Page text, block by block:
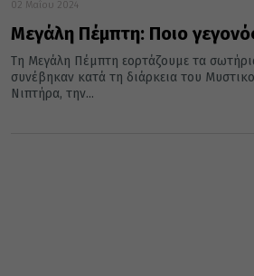
02 Μαΐου 2024
Μεγάλη Πέμπτη: Ποιο
Τη Μεγάλη Πέμπτη εορτάζουμε τα
συνέβηκαν κατά τη διάρκεια του
Νιπτήρα, την...